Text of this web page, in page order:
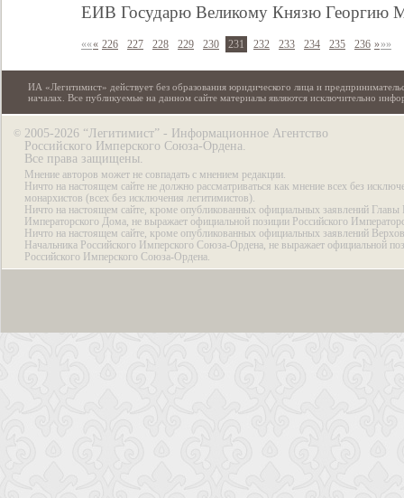
ЕИВ Государю Великому Князю Георгию
««« 226 227 228 229 230 231 232 233 234 235 236 »»»
ИА «Легитимист» действует без образования юридического лица и
началах. Все публикуемые на данном сайте материалы являются исключительно
© 2005-2026 “Легитимист” - Информационное Агентство
Российского Имперского Союза-Ордена.
Все права защищены.
Мнение авторов может не совпадать с мнением редакции.
Ничто на настоящем сайте не должно рассматриваться как мнение всех без
монархистов (всех без исключения легитимистов).
Ничто на настоящем сайте, кроме опубликованных официальных заявлений Главы
Императорского Дома, не выражает официальной позиции Российского
Ничто на настоящем сайте, кроме опубликованных официальных заявлений
Начальника Российского Имперского Союза-Ордена, не выражает официальной
Российского Имперского Союза-Ордена.